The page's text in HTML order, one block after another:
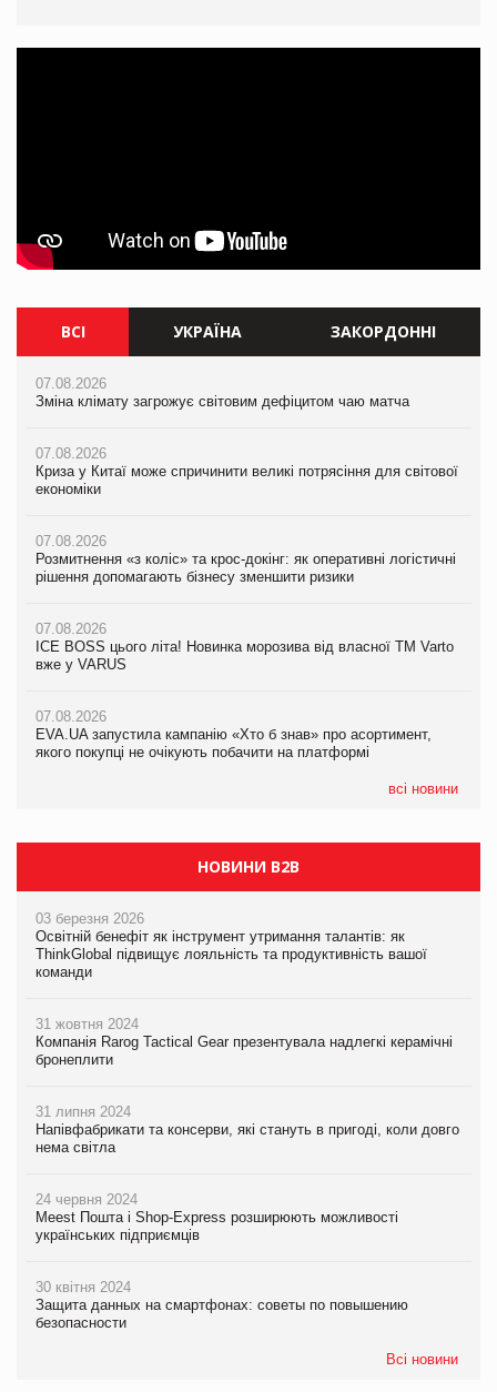
ВСІ УКРАЇНА ЗАКОРДОННІ
07.08.2026
Зміна клімату загрожує світовим дефіцитом чаю матча
07.08.2026
Криза у Китаї може спричинити великі потрясіння для світової
економіки
07.08.2026
Розмитнення «з коліс» та крос-докінг: як оперативні логістичні
рішення допомагають бізнесу зменшити ризики
07.08.2026
ICE BOSS цього літа! Новинка морозива від власної ТМ Varto
вже у VARUS
07.08.2026
EVA.UA запустила кампанію «Хто б знав» про асортимент,
якого покупці не очікують побачити на платформі
всі новини
07.08.2026
Зміна клімату загрожує світовим дефіцитом чаю матча
07.08.2026
Криза у Китаї може спричинити великі потрясіння для світової
економіки
07.08.2026
Розмитнення «з коліс» та крос-докінг: як оперативні логістичні
рішення допомагають бізнесу зменшити ризики
07.08.2026
ICE BOSS цього літа! Новинка морозива від власної ТМ Varto
вже у VARUS
07.08.2026
EVA.UA запустила кампанію «Хто б знав» про асортимент,
якого покупці не очікують побачити на платформі
07.08.2026
Зміна клімату загрожує світовим дефіцитом чаю матча
07.08.2026
Криза у Китаї може спричинити великі потрясіння для світової
економіки
07.08.2026
Kraft Heinz скоротила збиток у першому півріччі
Продажі Hugo Boss впали на 9%
НОВИНИ B2B
03 березня 2026
Освітній бенефіт як інструмент утримання талантів: як
ThinkGlobal підвищує лояльність та продуктивність вашої
команди
31 жовтня 2024
Компанія Rarog Tactical Gear презентувала надлегкі керамічні
бронеплити
31 липня 2024
Напівфабрикати та консерви, які стануть в пригоді, коли довго
нема світла
24 червня 2024
Meest Пошта і Shop-Express розширюють можливості
українських підприємців
30 квітня 2024
Защита данных на смартфонах: советы по повышению
безопасности
Всі новини